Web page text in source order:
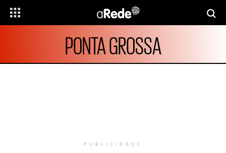
PONTA GROSSA
PUBLICIDADE